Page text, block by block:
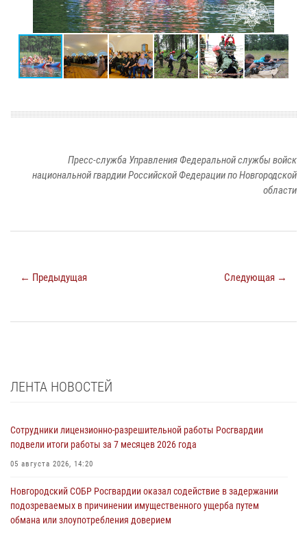
Пресс-служба Управления Федеральной службы войск
национальной гвардии Российской Федерации по Новгородской
области
← Предыдущая Следующая →
ЛЕНТА НОВОСТЕЙ
Сотрудники лицензионно-разрешительной работы Росгвардии
подвели итоги работы за 7 месяцев 2026 года
05 августа 2026, 14:20
Новгородский СОБР Росгвардии оказал содействие в задержании
подозреваемых в причинении имущественного ущерба путем
обмана или злоупотребления доверием